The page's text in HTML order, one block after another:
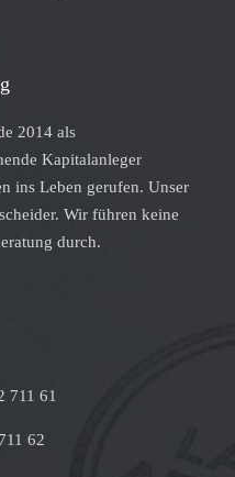
2014 als
Kapitalanleger
ins Leben gerufen. Unser
Wir führen keine
durch.
711 61
62